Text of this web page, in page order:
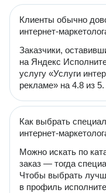
Клиенты обычно
интернет-
Заказчики,
на Яндекс
услугу «Услуги
рекламе» на 4.8 из 5.
Как выбрать
интернет-
Можно искать по
заказ — тогда
Чтобы выбрать
в профиль